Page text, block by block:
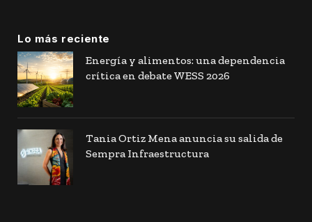
Lo más reciente
Energía y alimentos: una dependencia
crítica en debate WESS 2026
Tania Ortiz Mena anuncia su salida de
Sempra Infraestructura